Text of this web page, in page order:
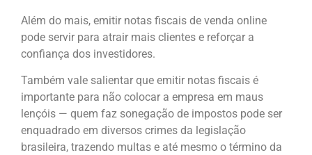
Além do mais, emitir notas fiscais de venda online
pode servir para atrair mais clientes e reforçar a
confiança dos investidores.
Também vale salientar que emitir notas fiscais é
importante para não colocar a empresa em maus
lençóis — quem faz sonegação de impostos pode ser
enquadrado em diversos crimes da legislação
brasileira, trazendo multas e até mesmo o término da